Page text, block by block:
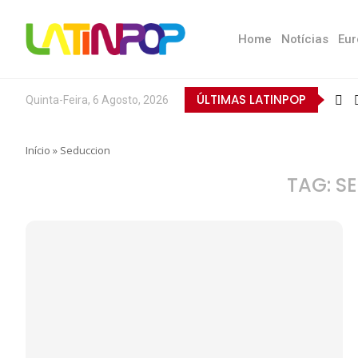
Home Notícias
Quinta-Feira, 6 Agosto, 2026 ÚLTIMAS LATINPOP
Início » Seduccion
TAG: